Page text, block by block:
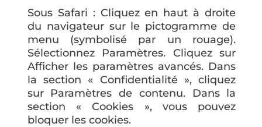
Sous Safari : Cliquez en haut à droite
du navigateur sur le pictogramme de
menu (symbolisé par un rouage).
Sélectionnez Paramètres. Cliquez sur
Afficher les paramètres avancés. Dans
la section « Confidentialité », cliquez
sur Paramètres de contenu. Dans la
section « Cookies », vous pouvez
bloquer les cookies.